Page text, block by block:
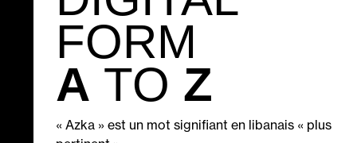
FORM
ATOZ
« Azka » est un mot signifiant en libanais « plus